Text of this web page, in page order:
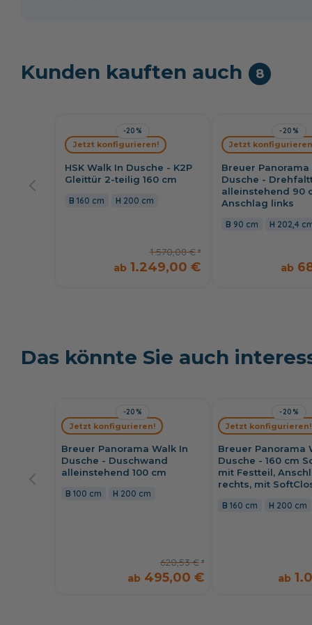
Kunden kauften auch 8
-20%
HSK Walk In Dusche - K2P
Gleittür 2-teilig 160 cm
160 cm 200 cm
1.570,08 €
1.249,00 €
Jetzt konfigurieren!
-20%
Breuer Panorama
Dusche -
alleinstehend 90
Anschlag links
90 cm 202,4
Jetzt
Das könnte Sie auch
-20%
Breuer Panorama Walk In
Dusche - Duschwand
alleinstehend 100 cm
100 cm 200 cm
620,53 €
495,00 €
Jetzt konfigurieren!
-20%
Breuer Panorama
Dusche - 160 cm
mit Festteil,
rechts, mit
160 cm 200 cm
Jetzt konfigurieren!